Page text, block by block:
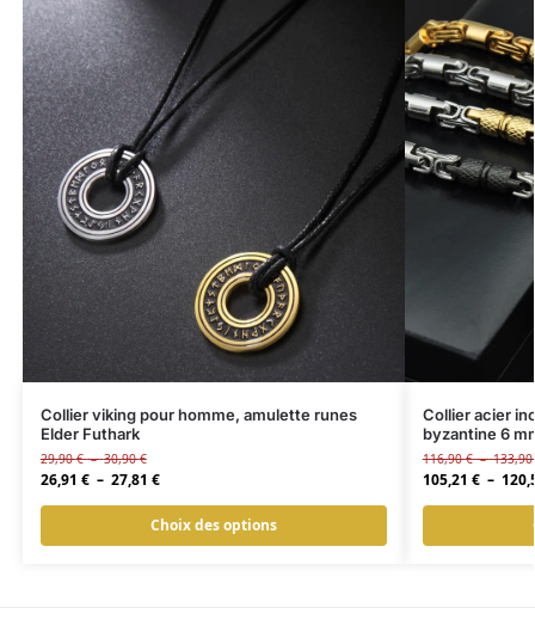
Collier viking pour homme, amulette runes
Elder Futhark
29,90€ – 30,90€
26,91 € – 27,81 €
Choix des options
Collier acier
byzantine 6
116,90€ – 133,90
105,21 € –